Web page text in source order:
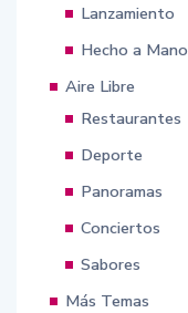
Lanzamiento
Hecho a Mano
Aire Libre
Restaurantes
Deporte
Panoramas
Conciertos
Sabores
Más Temas